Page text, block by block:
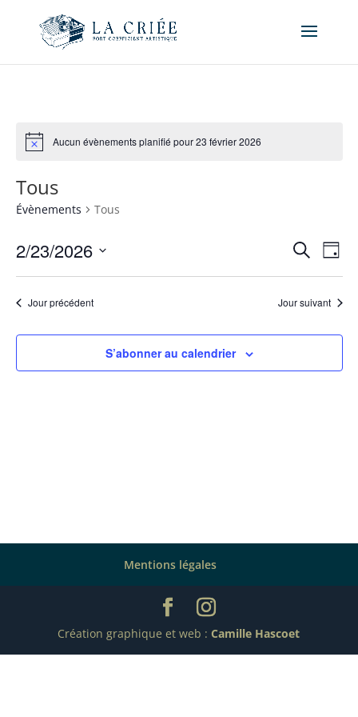
Aucun évènements planifié pour 23 février 2026
Tous
Évènements Tous
et
de
vues
Recherche
de
Jour
2/23/2026
date.Jour précédent Jour suivant
S’abonner au calendrier
Mentions légales
Création graphique et web : Camille Hascoet